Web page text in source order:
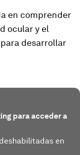
en comprender
ocular y el
desarrollar
para acceder a
en